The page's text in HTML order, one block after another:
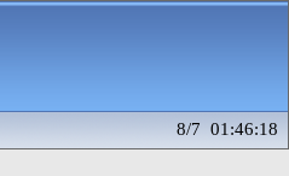
8/7 01:46:18